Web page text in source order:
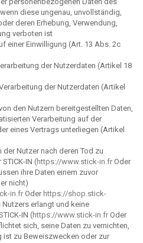
diese ungenau, unvollständig,
deren Erhebung, Verwendung,
verboten ist
einer Einwilligung (Art. 13 Abs. 2c
der Nutzerdaten (Artikel 18
der Nutzerdaten (Artikel
den Nutzern bereitgestellten Daten,
Verarbeitung auf der
eines Vertrags unterliegen (Artikel
Nutzer nach deren Tod zu
IN (https://www.stick-in.fr Oder
ihre Daten einem zuvor
nicht)
in.fr Oder https://shop.stick-
erlangt und keine
IN (https://www.stick-in.fr Oder
sich, seine Daten zu vernichten,
ist zu Beweiszwecken oder zur